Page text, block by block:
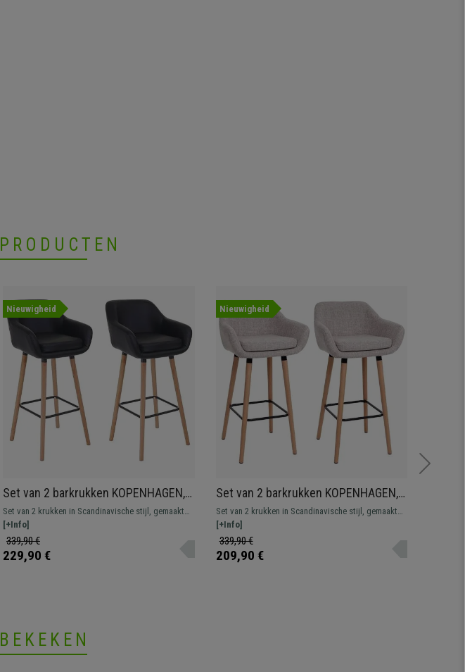
PRODUCTEN
Nieuwigheid
Set van 2 barkrukken KOPENHAGEN,
Scandinavisch Ontwerp uit Massief
Hout, met Zwart Leder
Set van 2 krukken in Scandinavische stijl, gemaakt
van massief hout. Praktische en comfortabele
metalen voetsteun.
[+Info]
339,90 €
229,90 €
Nieuwigheid
Set van 2 barkrukken KOPENHAGEN,
Scandinavisch Ontwerp uit Massief
Hout, met Lichtgrijze Stof
Set van 2 krukken in Scandinavische stijl, gemaakt
van massief hout. Praktische en comfortabele
metalen voetsteun.
[+Info]
339,90 €
209,90 €
BEKEKEN